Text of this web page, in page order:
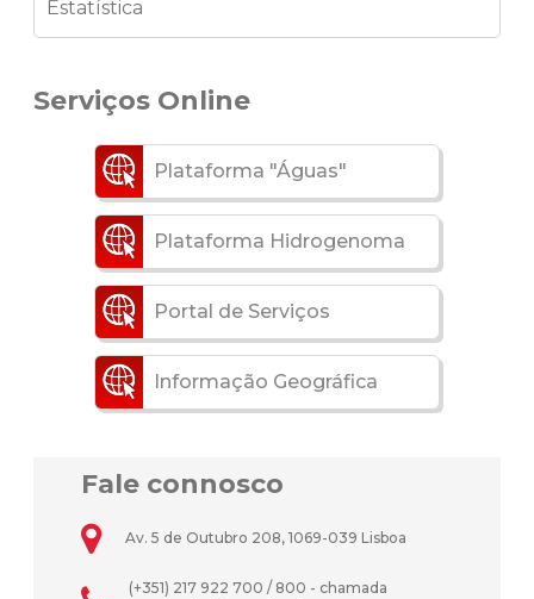
Estatística
Serviços Online
Plataforma "Águas"
Plataforma Hidrogenoma
Portal de Serviços
Informação Geográfica
Fale connosco
Av. 5 de Outubro 208, 1069-039 Lisboa
(+351) 217 922 700 / 800 - chamada